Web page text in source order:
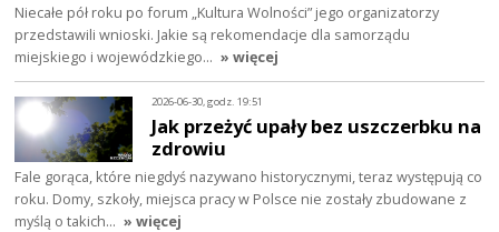
Niecałe pół roku po forum „Kultura Wolności” jego organizatorzy
przedstawili wnioski. Jakie są rekomendacje dla samorządu
miejskiego i wojewódzkiego… » więcej
2026-06-30, godz. 19:51
Jak przeżyć upały bez uszczerbku na
zdrowiu
Fale gorąca, które niegdyś nazywano historycznymi, teraz występują co
roku. Domy, szkoły, miejsca pracy w Polsce nie zostały zbudowane z
myślą o takich… » więcej